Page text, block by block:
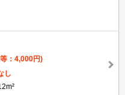
：4,000円)
し